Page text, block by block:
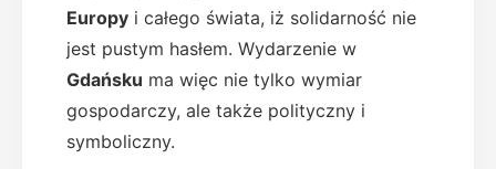
Europy i całego świata, iż solidarność nie
jest pustym hasłem. Wydarzenie w
Gdańsku ma więc nie tylko wymiar
gospodarczy, ale także polityczny i
symboliczny.